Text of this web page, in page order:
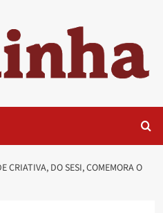
CRIATIVA, DO SESI, COMEMORA O